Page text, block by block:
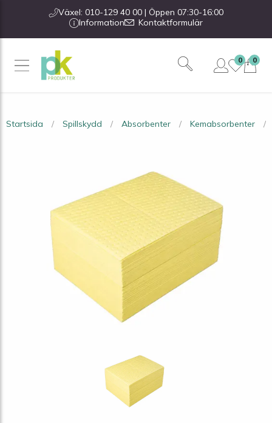
Växel: 010-129 40 00 | Öppen 07:30-16:00
Information
Kontaktformulär
0
0
Startsida Spillskydd Absorbenter Kemabsorbenter